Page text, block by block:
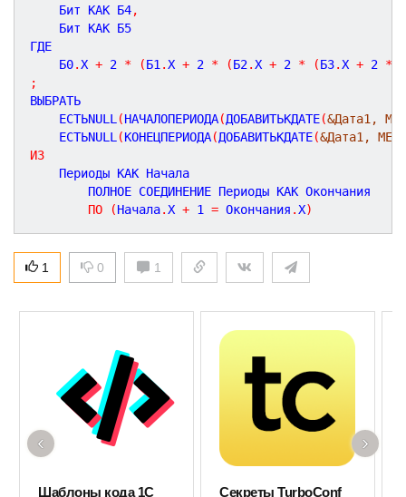
    Бит КАК Б
4,
    Бит КАК Б
5
ГДЕ
    Б
0.Х + 2 * (Б1 .Х + 2 * (Б2.Х + 2 * (Б3.Х + 2 *
;
ВЫБРАТЬ
    ЕСТЬNULL
(НАЧАЛОПЕРИОДА(ДОБАВИТЬКДАТЕ(&Дата1,
    ЕСТЬNULL
(КОНЕЦПЕРИОДА(ДОБАВИТЬКДАТЕ(&Дата1,
ИЗ
    Периоды КАК Начала
        ПОЛНОЕ СОЕДИНЕНИЕ Периоды КАК Окончания
ПО
(Начала.Х + 1 = Окончания .Х)
1 0 1
Шаблоны кода 1С Секреты TurboConf
‹ ›